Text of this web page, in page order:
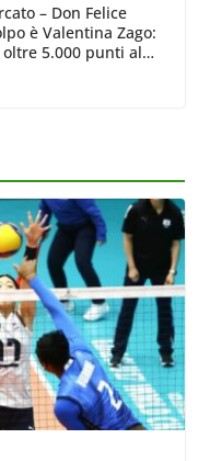
– Don Felice
è Valentina Zago:
5.000 punti al